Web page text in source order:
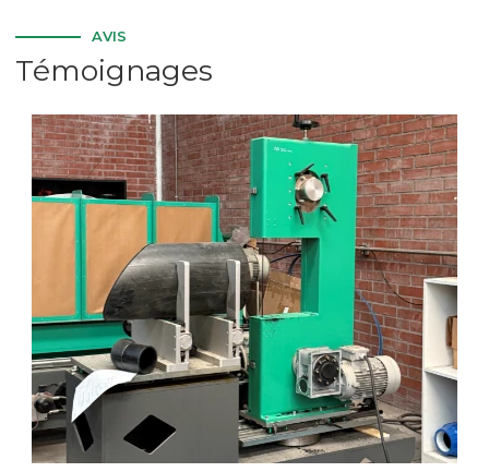
AVIS
Témoignages